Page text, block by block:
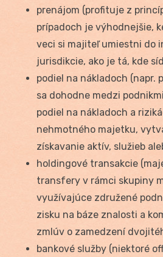
prenájom (profituje z
prípadoch je výhodnejšie,
veci si majiteľ umiestni do
jurisdikcie, ako je tá, kde
podiel na nákladoch (napr.
sa dohodne medzi
podiel na nákladoch a
nehmotného majetku,
získavanie aktív, služieb
holdingové transakcie
transfery v rámci skupiny
využívajúce združené
zisku na báze znalosti a
zmlúv o zamedzení
bankové služby (niektoré